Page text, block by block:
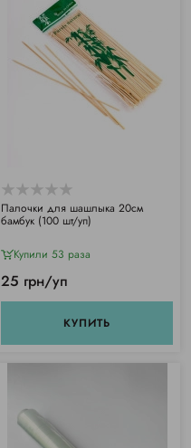
Палочки для шашлыка 20см
бамбук (100 шт/уп)
Купили 53 раза
25 грн/уп
КУПИТЬ